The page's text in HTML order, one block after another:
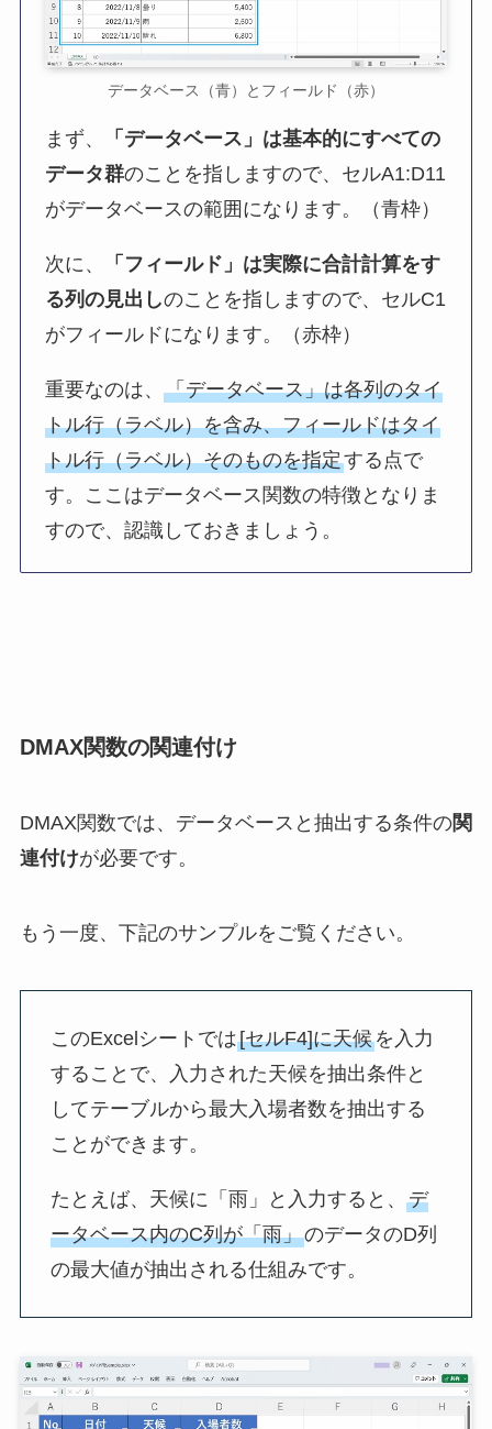
データベース（青）とフィールド（赤）
まず、
「データベース」は基本的にすべての
データ群のことを指しますので、セルA1:D11
がデータベースの範囲になります。（青枠）
次に、
「フィールド」は実際に合計計算をす
る列の見出しのことを指しますので、セルC1
がフィールドになります。（赤枠）
重要なのは、「データベース」は各列のタイ
トル行（ラベル）を含み、フィールドはタイ
トル行（ラベル）そのものを指定する点で
す。ここはデータベース関数の特徴となりま
すので、認識しておきましょう。
DMAX関数の関連付け
DMAX関数では、データベースと抽出する条件の関
連付けが必要です。
もう一度、下記のサンプルをご覧ください。
このExcelシートでは[セルF4]に天候を入力
することで、入力された天候を抽出条件と
してテーブルから最大入場者数を抽出する
ことができます。
たとえば、天候に「雨」と入力すると、 デ
ータベース内のC列が「雨」のデータのD列
の最大値が抽出される仕組みです。